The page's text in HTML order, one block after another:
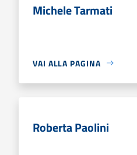
Michele Tarmati
VAI ALLA PAGINA
Roberta Paolini